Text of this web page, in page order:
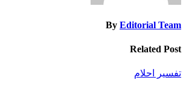
By Editorial Team
Related Post
تفسير احلام